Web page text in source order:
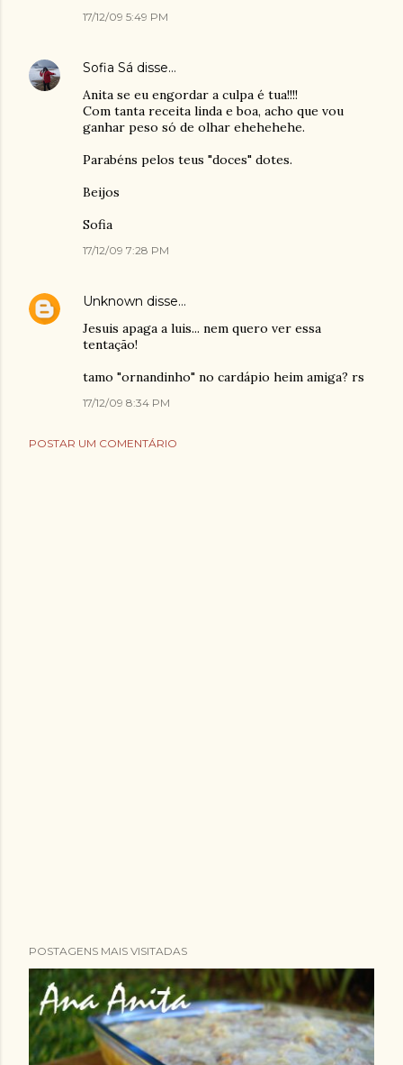
17/12/09 5:49 PM
Sofia Sá disse…
Anita se eu engordar a culpa é tua!!!!
Com tanta receita linda e boa, acho que vou
ganhar peso só de olhar ehehehehe.
Parabéns pelos teus "doces" dotes.
Beijos
Sofia
17/12/09 7:28 PM
Unknown disse…
Jesuis apaga a luis... nem quero ver essa
tentação!
tamo "ornandinho" no cardápio heim amiga? rs
17/12/09 8:34 PM
POSTAR UM COMENTÁRIO
POSTAGENS MAIS VISITADAS